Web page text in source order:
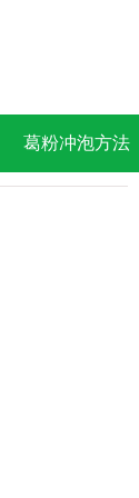
葛粉冲泡方法